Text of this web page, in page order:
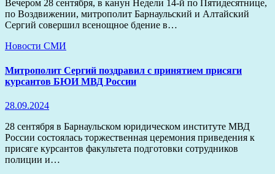
Вечером 28 сентября, в канун Недели 14-й по Пятидесятнице,
по Воздвижении, митрополит Барнаульский и Алтайский
Сергий совершил всенощное бдение в…
Новости СМИ
Митрополит Сергий поздравил с принятием присяги
курсантов БЮИ МВД России
28.09.2024
28 сентября в Барнаульском юридическом институте МВД
России состоялась торжественная церемония приведения к
присяге курсантов факультета подготовки сотрудников
полиции и…